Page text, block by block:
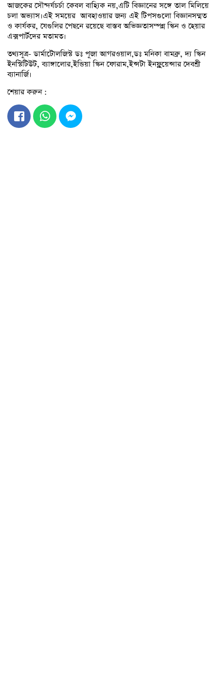
আজকের সৌন্দর্যচর্চা কেবল বাহ্যিক নয়,এটি বিজ্ঞানের সঙ্গে তাল মিলিয়ে
চলা অভ্যাস।এই সময়ের আবহাওয়ার জন্য এই টিপসগুলো বিজ্ঞানসম্মত
ও কার্যকর, যেগুলির পেছনে রয়েছে বাস্তব অভিজ্ঞতাসম্পন্ন স্কিন ও হেয়ার
এক্সপার্টদের মতামত।
তথ্যসূত্র- ডার্মাটোলজিস্ট ডঃ পূজা আগরওয়াল,ডঃ মনিকা বামব্রু, দ্য স্কিন
ইনস্টিটিউট, ব্যাঙ্গালোর,ইন্ডিয়া স্কিন ফোরাম,ইন্সটা ইনফ্লুয়েন্সার দেবশ্রী
ব্যানার্জি।
শেয়ার করুন :